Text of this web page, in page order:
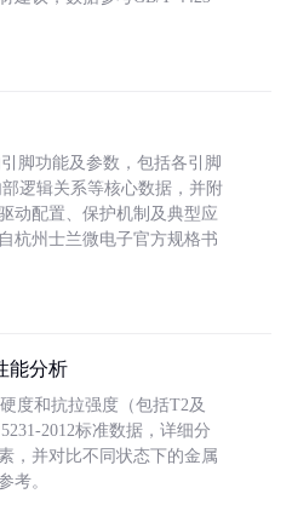
脚功能及参数，包括各引脚
逻辑关系等核心数据，并附
动配置、保护机制及典型应
杭州士兰微电子官方规格书
能分析
度和抗拉强度（包括T2及
2012标准数据，详细分
，并对比不同状态下的金属
考。